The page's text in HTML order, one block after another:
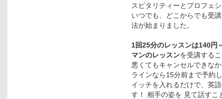
スピタリティーとプロフェ
いつでも、どこからでも受
法が始まりました。
1回25分のレッスンは140円
マンのレッスンを受講する
悪くてもキャンセルできな
ラインなら15分前まで予約
イッチを入れるだけで、英
す！ 相手の姿を 見て話すこ